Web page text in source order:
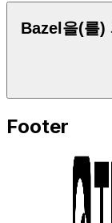
Bazel을(를)
Footer